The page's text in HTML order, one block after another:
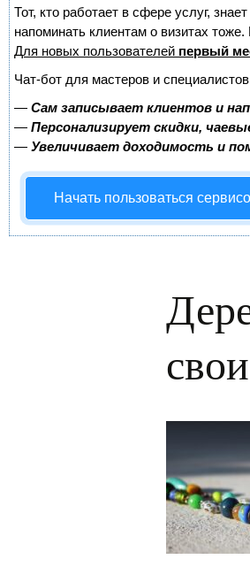
Тот, кто работает в сфере услуг,
напоминать клиентам о визитах
Для новых пользователей первый
Чат-бот для мастеров и
— Сам записывает клиентов и
— Персонализирует скидки,
— Увеличивает доходимость и
Начать пользоваться